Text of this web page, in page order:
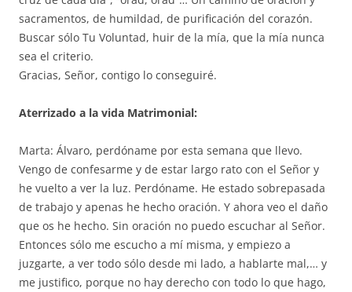
sacramentos, de humildad, de purificación del corazón.
Buscar sólo Tu Voluntad, huir de la mía, que la mía nunca
sea el criterio.
Gracias, Señor, contigo lo conseguiré.
Aterrizado a la vida Matrimonial:
Marta: Álvaro, perdóname por esta semana que llevo.
Vengo de confesarme y de estar largo rato con el Señor y
he vuelto a ver la luz. Perdóname. He estado sobrepasada
de trabajo y apenas he hecho oración. Y ahora veo el daño
que os he hecho. Sin oración no puedo escuchar al Señor.
Entonces sólo me escucho a mí misma, y empiezo a
juzgarte, a ver todo sólo desde mi lado, a hablarte mal,… y
me justifico, porque no hay derecho con todo lo que hago,